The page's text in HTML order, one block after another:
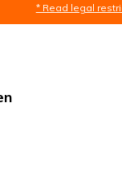
* Read legal